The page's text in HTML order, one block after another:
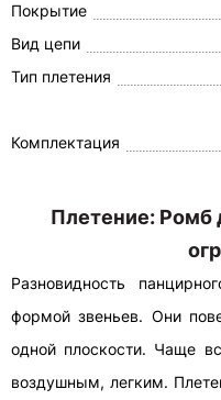
Покрытие
Вид цепи
Тип плетения
Комплектация
Плетение: Ромб
Разновидность
формой звеньев. Они
одной плоскости. Чаще
воздушным, легким.